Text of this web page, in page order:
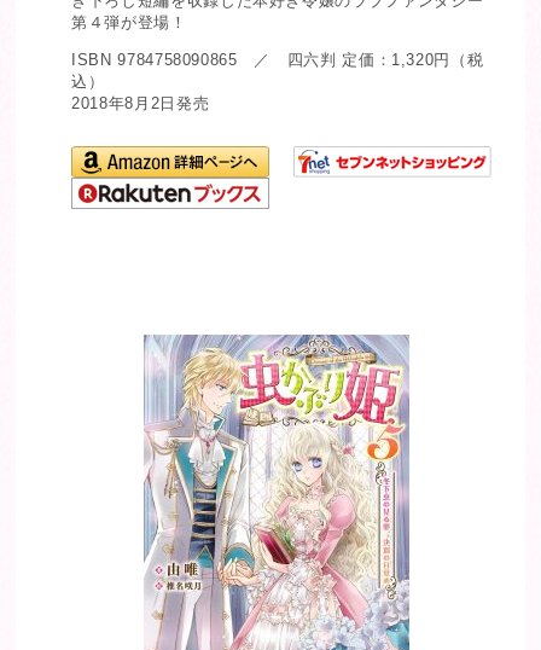
第４弾が登場！
ISBN 9784758090865 ／ 四六判 定価：1,320円（税
込）
2018年8月2日発売